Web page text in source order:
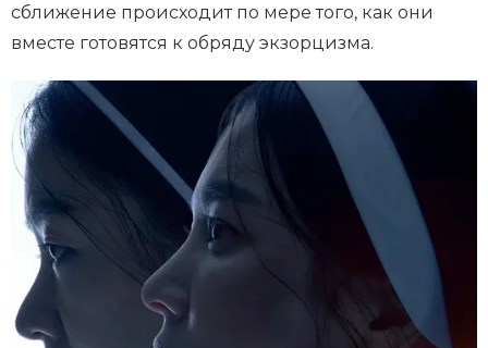
сближение происходит по мере того, как они
вместе готовятся к обряду экзорцизма.